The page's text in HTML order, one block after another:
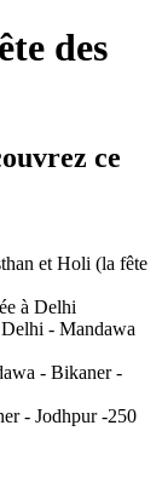
des
ce